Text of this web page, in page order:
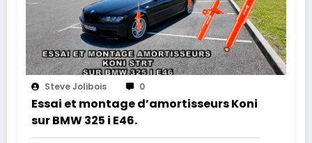
Steve Jolibois 0
Essai et montage d’amortisseurs Koni
sur BMW 325 i E46.